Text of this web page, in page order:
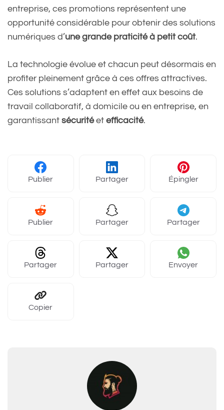
entreprise, ces promotions représentent une
opportunité considérable pour obtenir des solutions
numériques d’une grande praticité à petit coût.
La technologie évolue et chacun peut désormais en
profiter pleinement grâce à ces offres attractives.
Ces solutions s’adaptent en effet aux besoins de
travail collaboratif, à domicile ou en entreprise, en
garantissant sécuritéet efficacité.
Publier Partager Épingler
Publier Partager Partager
Partager Partager Envoyer
Copier